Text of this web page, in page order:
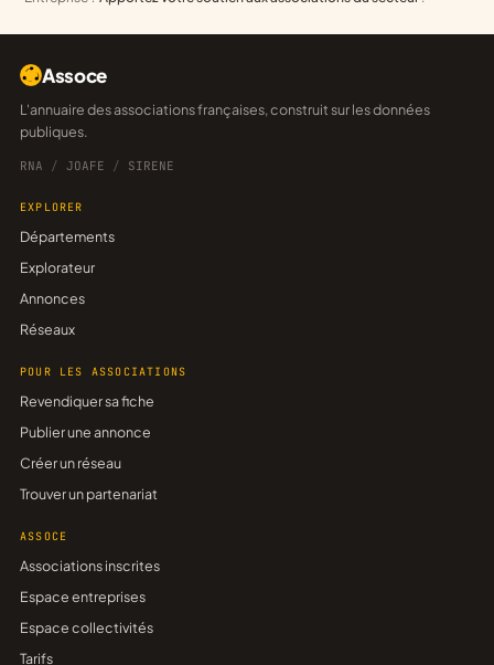
Assoce
L'annuaire des associations françaises, construit sur les données
publiques.
RNA / JOAFE / SIRENE
EXPLORER
Départements
Explorateur
Annonces
Réseaux
POUR LES ASSOCIATIONS
Revendiquer sa fiche
Publier une annonce
Créer un réseau
Trouver un partenariat
ASSOCE
Associations inscrites
Espace entreprises
Espace collectivités
Tarifs